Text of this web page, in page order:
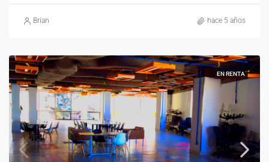
Brian hace 5 años
EN RENTA